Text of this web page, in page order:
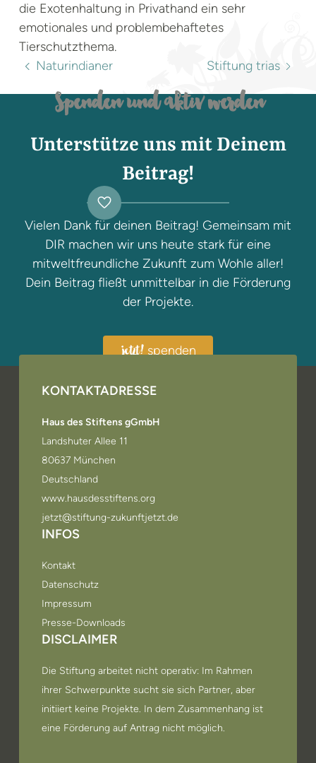
die Exotenhaltung in Privathand ein sehr
emotionales und problembehaftetes
Tierschutzthema.
Naturindianer
Stiftung trias
Spenden und aktiv werden
Unterstütze uns mit Deinem
Beitrag!
Vielen Dank für deinen Beitrag! Gemeinsam mit
DIR machen wir uns heute stark für eine
mitweltfreundliche Zukunft zum Wohle aller!
Dein Beitrag fließt unmittelbar in die Förderung
der Projekte.
jetzt! spenden
KONTAKTADRESSE
Haus des Stiftens gGmbH
Landshuter Allee 11
80637 München
Deutschland
www.hausdesstiftens.org
jetzt@stiftung-zukunftjetzt.de
INFOS
Kontakt
Datenschutz
Impressum
Presse-Downloads
DISCLAIMER
Die Stiftung arbeitet nicht operativ: Im Rahmen
ihrer Schwerpunkte sucht sie sich Partner, aber
initiiert keine Projekte. In dem Zusammenhang ist
eine Förderung auf Antrag nicht möglich.